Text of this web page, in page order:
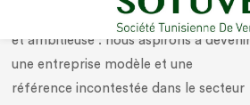
Chez SOTUVER, notre vision est claire
et ambitieuse : nous aspirons à devenir
une entreprise modèle et une
référence incontestée dans le secteur